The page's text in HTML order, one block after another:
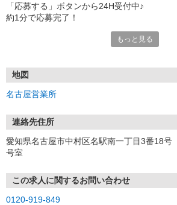
「応募する」ボタンから24H受付中♪
約1分で応募完了！
①応募から3営業日を目安に、メールorお電
★スマホでWEB面接（LINEなど）・出張面
す
③面接実施（履歴書不要）
④勤務開始（スタート日は応相談）
お気軽にご応募ください♪
もっと見る
地図
名古屋営業所
連絡先住所
愛知県名古屋市中村区名駅南一丁目3番18
号室
この求人に関するお問い合わせ
0120-919-849